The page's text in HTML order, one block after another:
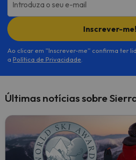
Introduza o seu e-mail
Inscrever-me!
Ao clicar em ''Inscrever-me'' confirma ter
a Política de Privacidade
Últimas notícias sobre